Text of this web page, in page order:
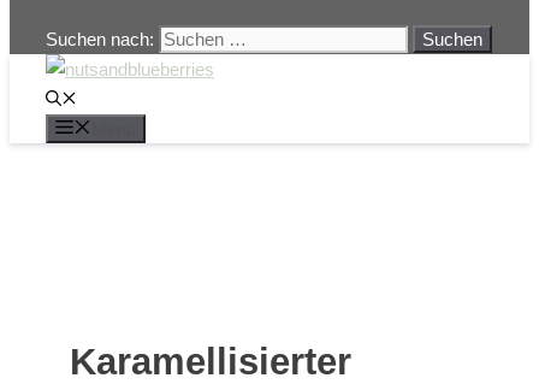
Suchen nach:
Karamellisierter